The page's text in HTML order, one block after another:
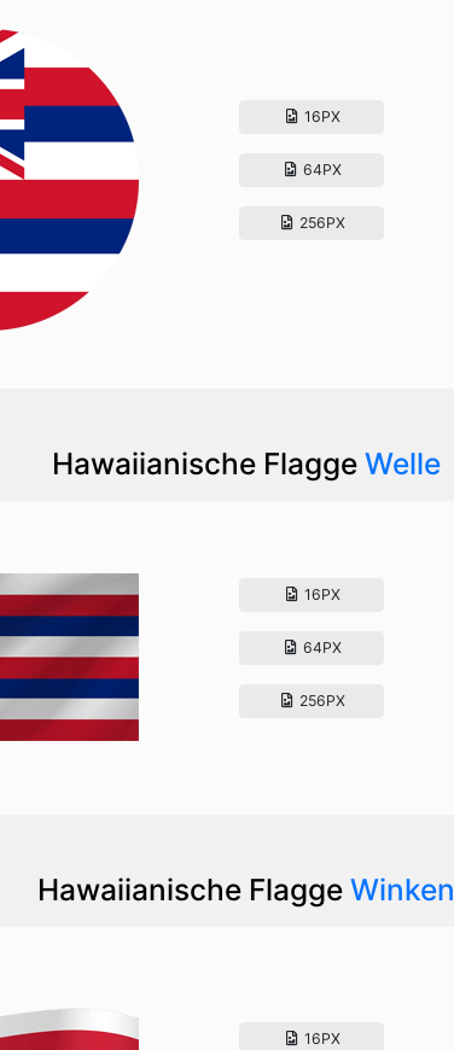
16PX
64PX
256PX
Hawaiianische Flagge Welle
16PX
64PX
256PX
Hawaiianische Flagge Winken
16PX